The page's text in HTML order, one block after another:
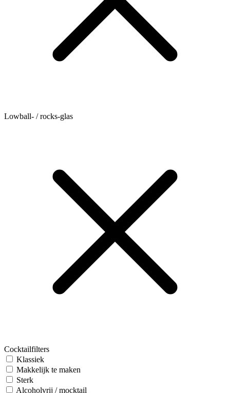
Lowball- / rocks-glas
Cocktailfilters
Klassiek
Makkelijk te maken
Sterk
Alcoholvrij / mocktail